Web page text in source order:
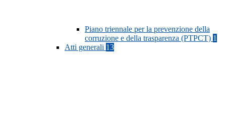
Piano triennale per la prevenzione della
corruzione e della trasparenza (PTPCT) 1
Atti generali 13